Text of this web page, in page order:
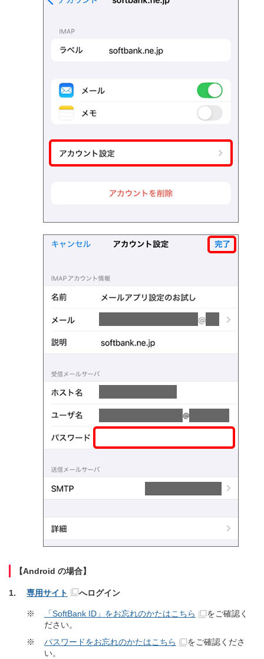
【Android の場合】
専用サイト へログイン
※ 「SoftBank ID」をお忘れのかたはこちら
をご確認く
ださい。
※
パスワードをお忘れのかたはこちら
をご確認くださ
い。